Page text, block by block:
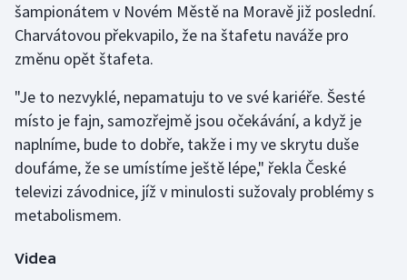
Vodní slalom
Volejbal
Ostatní
šampionátem v Novém Městě na Moravě již poslední.
Charvátovou překvapilo, že na štafetu naváže pro
změnu opět štafeta.
"Je to nezvyklé, nepamatuju to ve své kariéře. Šesté
místo je fajn, samozřejmě jsou očekávání, a když je
naplníme, bude to dobře, takže i my ve skrytu duše
doufáme, že se umístíme ještě lépe," řekla České
televizi závodnice, jíž v minulosti sužovaly problémy s
metabolismem.
Videa